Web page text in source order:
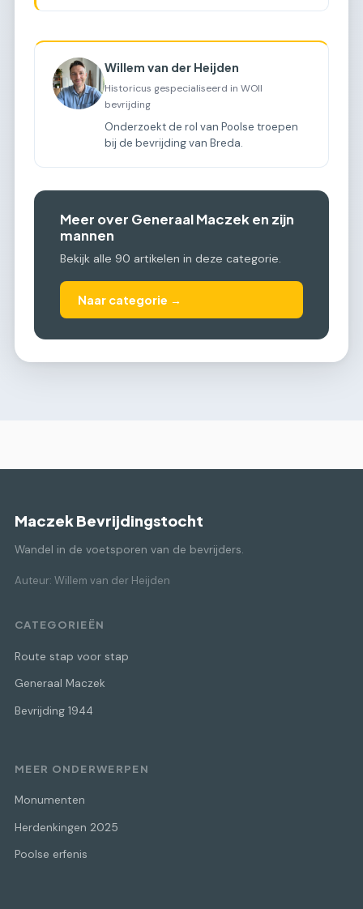
Willem van der Heijden
Historicus gespecialiseerd in WOII
bevrijding
Onderzoekt de rol van Poolse troepen
bij de bevrijding van Breda.
Meer over Generaal Maczek en zijn
mannen
Bekijk alle 90 artikelen in deze categorie.
Naar categorie →
Maczek Bevrijdingstocht
Wandel in de voetsporen van de bevrijders.
Auteur: Willem van der Heijden
CATEGORIEËN
Route stap voor stap
Generaal Maczek
Bevrijding 1944
MEER ONDERWERPEN
Monumenten
Herdenkingen 2025
Poolse erfenis